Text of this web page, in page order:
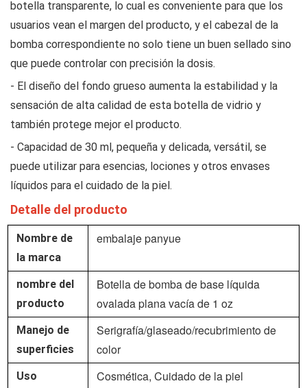
botella transparente, lo cual es conveniente para que los
usuarios vean el margen del producto, y el cabezal de la
bomba correspondiente no solo tiene un buen sellado sino
que puede controlar con precisión la dosis.
- El diseño del fondo grueso aumenta la estabilidad y la
sensación de alta calidad de esta botella de vidrio y
también protege mejor el producto.
- Capacidad de 30 ml, pequeña y delicada, versátil, se
puede utilizar para esencias, lociones y otros envases
líquidos para el cuidado de la piel.
Detalle del producto
Nombre de
la marca
embalaje panyue
nombre del
producto
Botella de bomba de base líquida
ovalada plana vacía de 1 oz
Manejo de
superficies
Serigrafía/glaseado/recubrimiento de
color
Uso
Cosmética, Cuidado de la piel